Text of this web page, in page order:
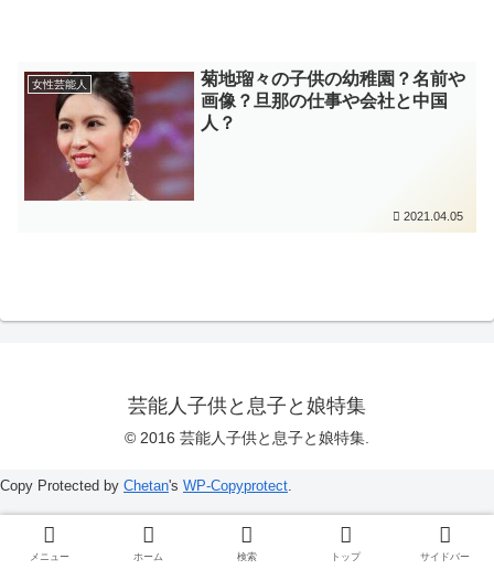
女性芸能人
菊地瑠々の子供の幼稚園？名前や
画像？旦那の仕事や会社と中国
人？
2021.04.05
芸能人子供と息子と娘特集
© 2016 芸能人子供と息子と娘特集.
メニュー ホーム 検索 トップ サイドバー
Copy Protected by Chetan's WP-Copyprotect